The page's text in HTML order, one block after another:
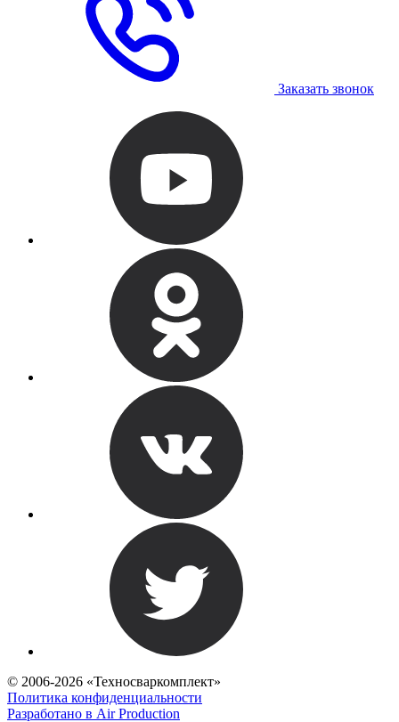
Заказать звонок
© 2006-2026 «Техносваркомплект»
Политика конфиденциальности
Разработано в Air Production